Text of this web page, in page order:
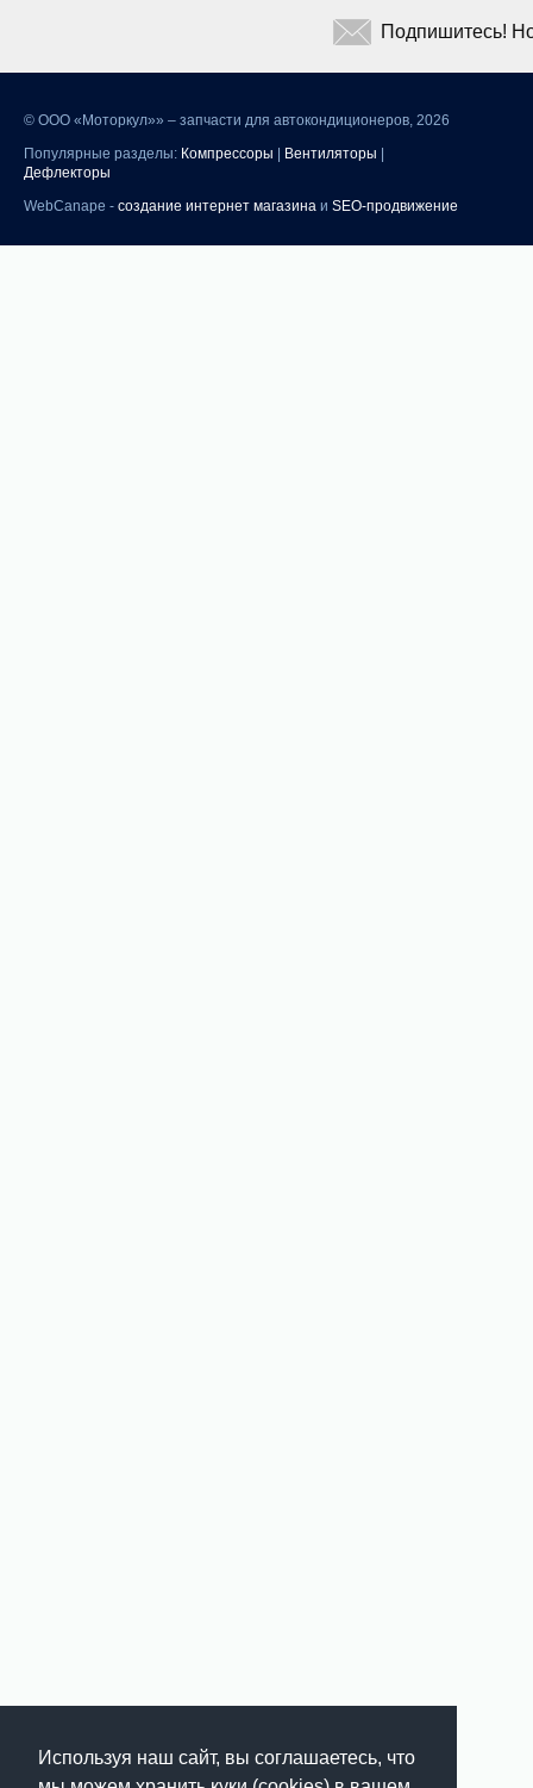
Используя наш сайт, вы соглашаетесь, что
© ООО «Моторкул»» – запчасти для автокондиционеров, 2026
Популярные разделы: Компрессоры Вентиляторы
Дефлекторы
WebCanape - создание интернет магазина и SEO-продвижение
Подпишитесь!